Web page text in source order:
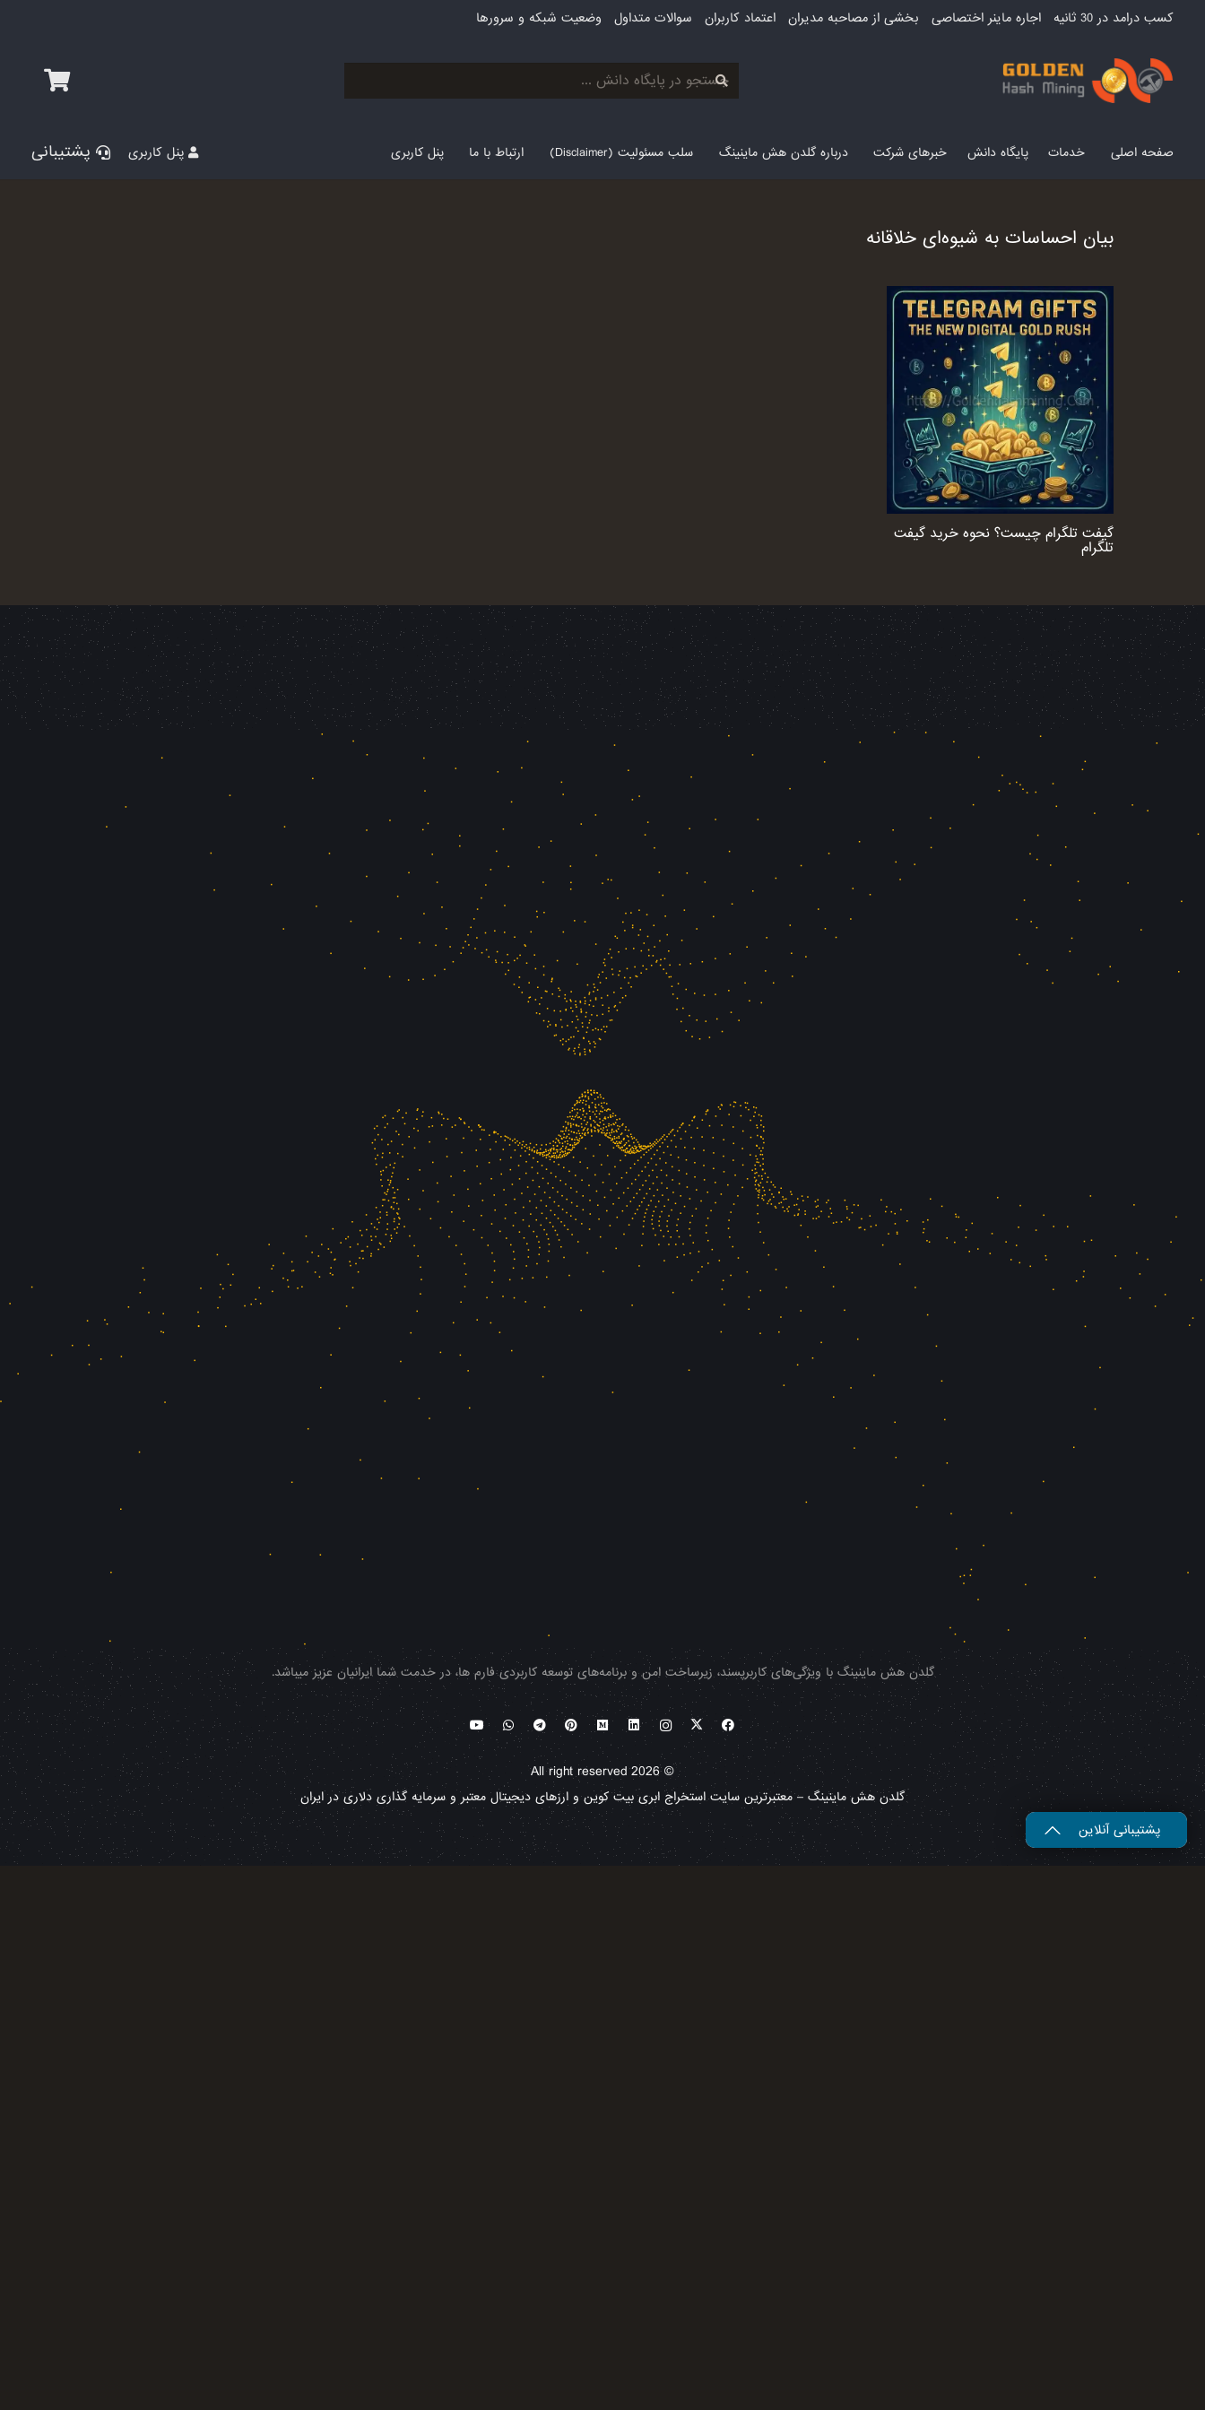
کسب درامد در 30 ثانیه اجاره ماینر اختصاصی بخشی از مصاحبه مدیران اعتماد کاربران سوالات متداول وضعیت شبکه و سرورها
صفحه اصلی خدمات پایگاه دانش خبرهای شرکت درباره گلدن هش ماینینگ سلب مسئولیت (Disclaimer) ارتباط با ما پنل کاربری پنل کاربری پشتیبانی
بیان احساسات به شیوه‌ای خلاقانه
گیفت تلگرام چیست؟ نحوه خرید گیفت
تلگرام
گلدن هش ماینینگ با ویژگی‌های کاربرپسند، زیرساخت امن و برنامه‌های توسعه کاربردی فارم ها، در خدمت شما ایرانیان عزیز میباشد.
© All right reserved 2026
گلدن هش ماینینگ – معتبرترین سایت استخراج ابری بیت کوین و ارزهای دیجیتال معتبر و سرمایه گذاری دلاری در ایران
پشتیبانی آنلاین